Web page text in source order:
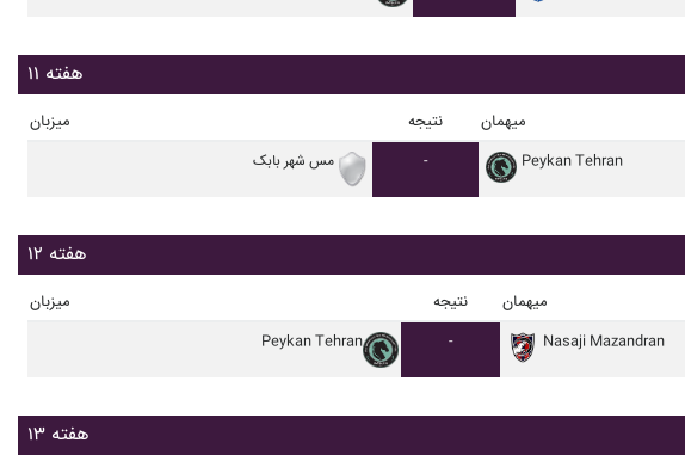
هفته ۱۱
میزبان نتیجه میهمان
مس شهر بابک - Peykan Tehran
هفته ۱۲
میزبان نتیجه میهمان
Peykan Tehran - Nasaji Mazandran
هفته ۱۳